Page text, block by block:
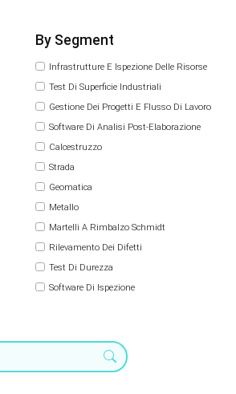
By Segment
Infrastrutture E Ispezione Delle Risorse
Test Di Superficie Industriali
Gestione Dei Progetti E Flusso Di Lavoro
Software Di Analisi Post-Elaborazione
Calcestruzzo
Strada
Geomatica
Metallo
Martelli A Rimbalzo Schmidt
Rilevamento Dei Difetti
Test Di Durezza
Software Di Ispezione